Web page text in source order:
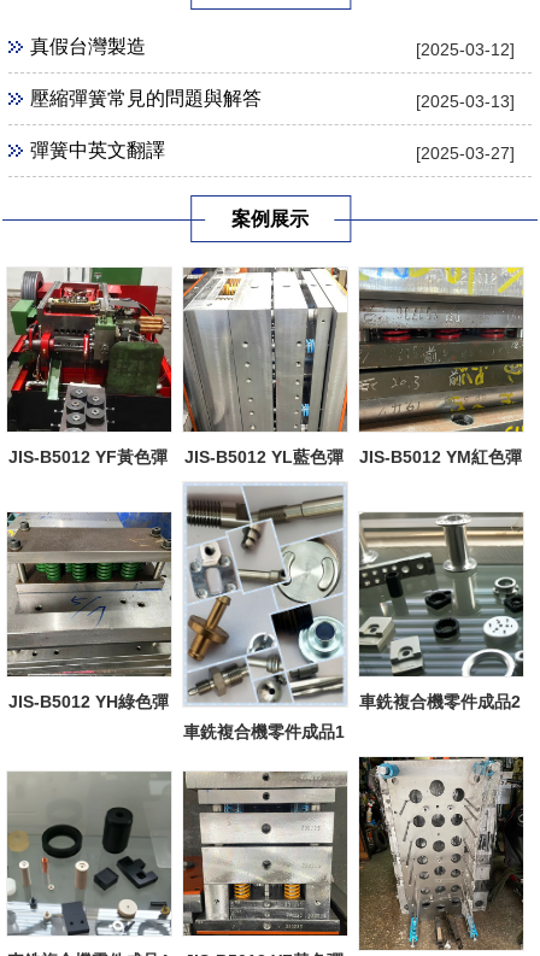
[2025-03-12]
真假台灣製造
[2025-03-13]
壓縮彈簧常見的問題與解答
[2025-03-27]
彈簧中英文翻譯
案例展示
JIS-B5012 YF黃色彈
JIS-B5012 YL藍色彈
簧-案例應用...
JIS-B5012 YM紅色彈
JIS-B5012 YH綠色彈
車銑複合機零件成品1
車銑複合機零件成品2